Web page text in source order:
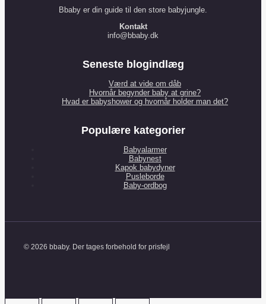
Bbaby er din guide til den store babyjungle.
Kontakt
info@bbaby.dk
Seneste blogindlæg
Værd at vide om dåb
Hvornår begynder baby at grine?
Hvad er babyshower og hvornår holder man det?
Populære kategorier
Babyalarmer
Babynest
Kapok babydyner
Pusleborde
Baby-ordbog
© 2026 bbaby. Der tages forbehold for prisfejl